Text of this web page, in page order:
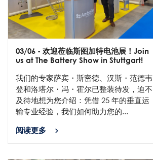
03/06 - 欢迎莅临斯图加特电池展！Join
us at The Battery Show in Stuttgart!
我们的专家萨宾・斯密德、汉斯・范德韦
登和洛塔尔・冯・霍尔已整装待发，迫不
及待地想为您介绍：凭借 25 年的垂直运
输专业经验，我们如何助力您的...
阅读更多